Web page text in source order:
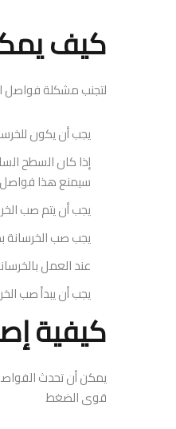
كيف
لتجنب مشكلة فواصل
يجب أن يكون
إذا كان السطح
سيمنع هذا فواصل
يجب أن يتم صب
يجب صب الخرسانة
عند العمل
يجب أن يبدأ صب
كيفية
يمكن أن تحدث
قوى الضغط